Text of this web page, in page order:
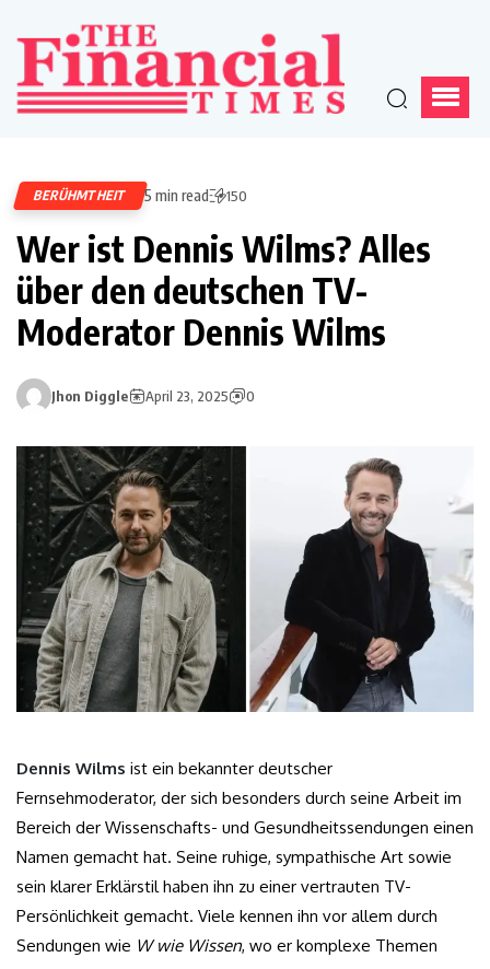
BERÜHMTHEIT 5 min read 150
Wer ist Dennis Wilms? Alles
über den deutschen TV-
Moderator Dennis Wilms
Jhon Diggle April 23, 2025 0
Dennis Wilms ist ein bekannter deutscher
Fernsehmoderator, der sich besonders durch seine Arbeit im
Bereich der Wissenschafts- und Gesundheitssendungen einen
Namen gemacht hat. Seine ruhige, sympathische Art sowie
sein klarer Erklärstil haben ihn zu einer vertrauten TV-
Persönlichkeit gemacht. Viele kennen ihn vor allem durch
Sendungen wie W wie Wissen, wo er komplexe Themen